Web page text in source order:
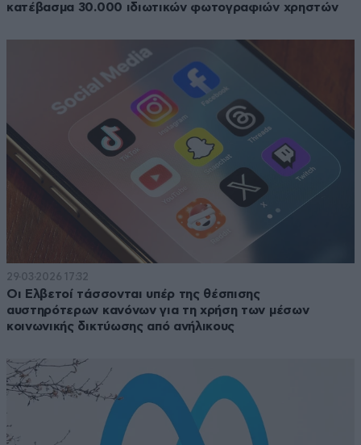
κατέβασμα 30.000 ιδιωτικών φωτογραφιών χρηστών
29·03·2026 17:32
Οι Ελβετοί τάσσονται υπέρ της θέσπισης
αυστηρότερων κανόνων για τη χρήση των μέσων
κοινωνικής δικτύωσης από ανήλικους